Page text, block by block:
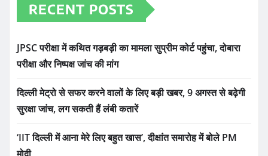
RECENT POSTS
JPSC परीक्षा में कथित गड़बड़ी का मामला सुप्रीम कोर्ट पहुंचा, दोबारा
परीक्षा और निष्पक्ष जांच की मांग
दिल्ली मेट्रो से सफर करने वालों के लिए बड़ी खबर, 9 अगस्त से बढ़ेगी
सुरक्षा जांच, लग सकती हैं लंबी कतारें
‘IIT दिल्ली में आना मेरे लिए बहुत खास’, दीक्षांत समारोह में बोले PM